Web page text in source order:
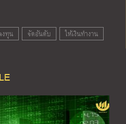
งทุน จัดอันดับ ให้เงินทำงาน